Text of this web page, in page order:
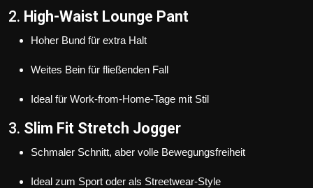
2. High-Waist Lounge Pant
Hoher Bund für extra Halt
Weites Bein für fließenden Fall
Ideal für Work-from-Home-Tage mit Stil
3. Slim Fit Stretch Jogger
Schmaler Schnitt, aber volle Bewegungsfreiheit
Ideal zum Sport oder als Streetwear-Style